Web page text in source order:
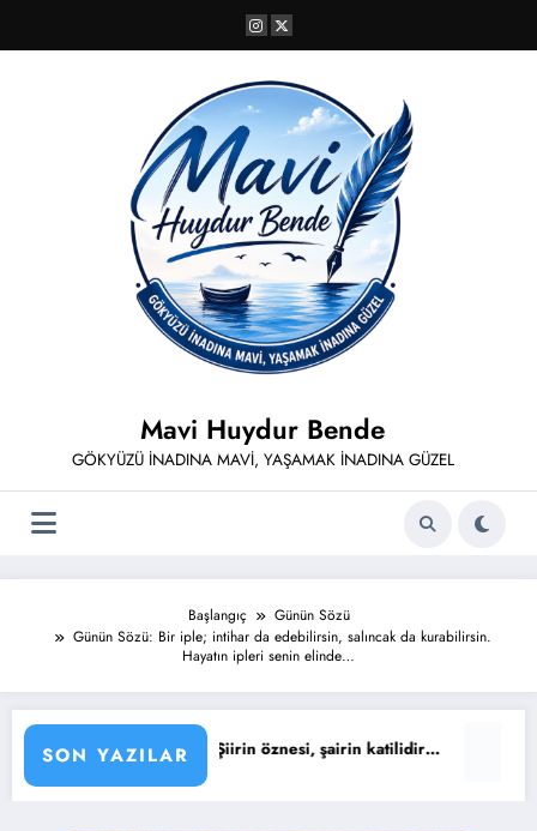
Mavi Huydur Bende
GÖKYÜZÜ İNADINA MAVİ, YAŞAMAK İNADINA GÜZEL
Başlangıç
Günün Sözü
Günün Sözü: Bir iple; intihar da edebilirsin, salıncak da kurabilirsin.
Hayatın ipleri senin elinde…
SON YAZILAR
: Şiirin öznesi, şairin katilidir… Günün Sözü :